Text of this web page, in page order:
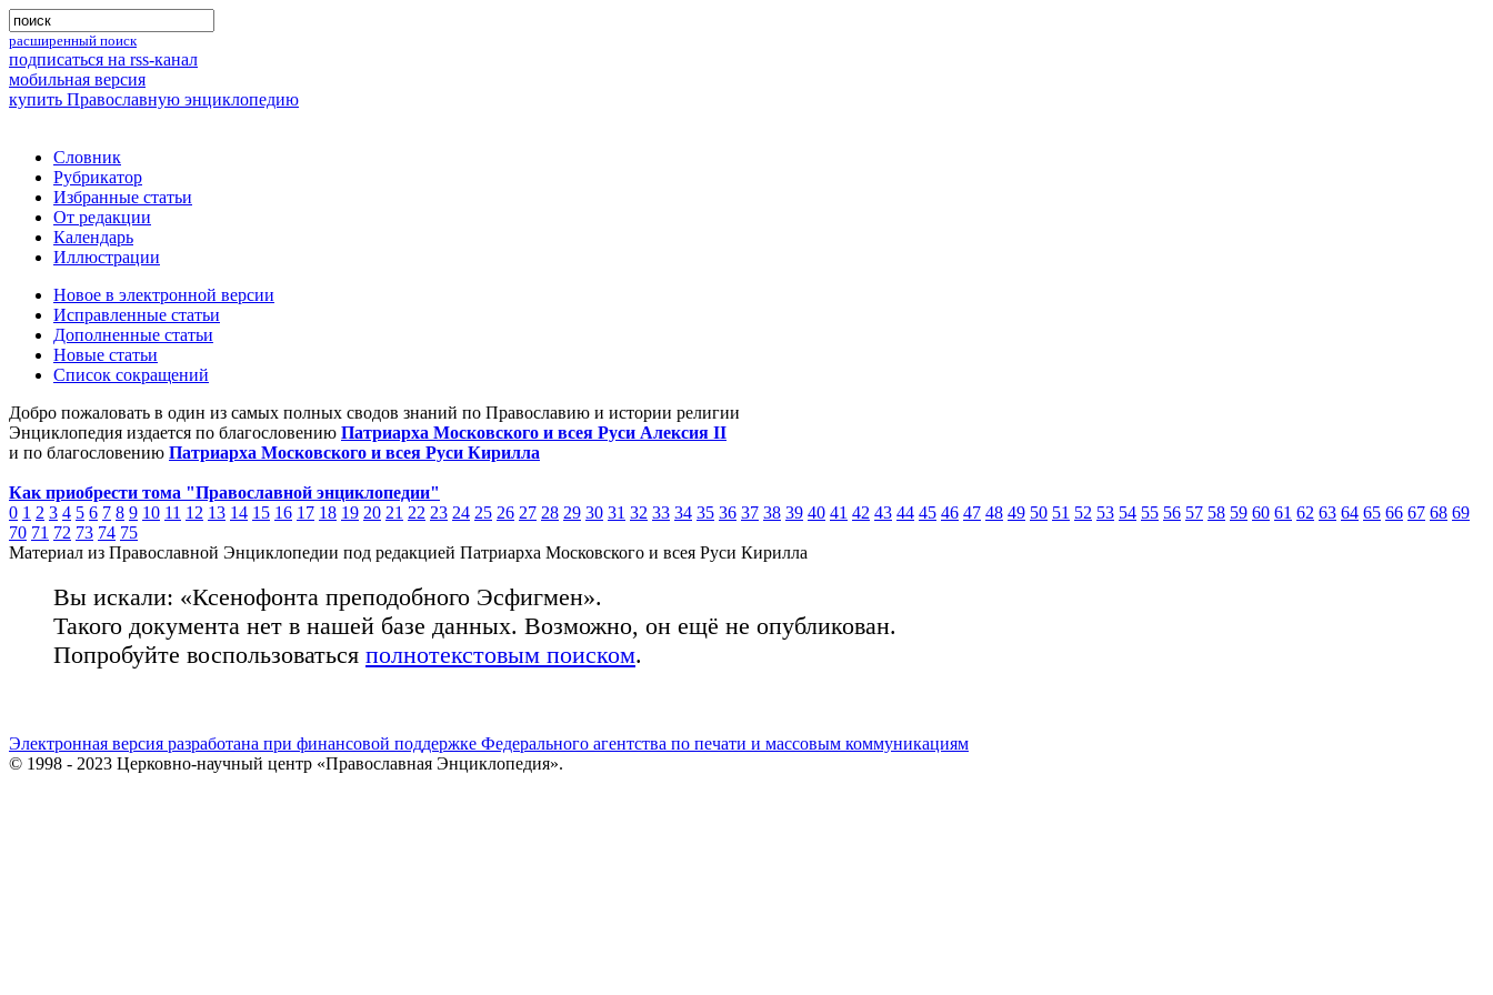
расширенный поиск
подписаться на rss-канал
мобильная версия
купить Православную энциклопедию
Словник
Рубрикатор
Избранные статьи
От редакции
Календарь
Иллюстрации
Новое в электронной версии
Исправленные статьи
Дополненные статьи
Новые статьи
Список сокращений
Добро пожаловать в один из самых полных сводов знаний по Православию и истории религии
Энциклопедия издается по благословению Патриарха Московского и всея Руси Алексия II
и по благословению Патриарха Московского и всея Руси Кирилла
Как приобрести тома "Православной энциклопедии"
0 1 2 3 4 5 6 7 8 9 10 11 12 13 14 15 16 17 18 19 20 21 22 23 24 25 26 27 28 29 30 31 32 33 34 35 36 37 38 39 40 41 42 43 44 45 46 47 48 49 50 51 52 53 54 55 56 57 58 59 60 61 62 63 64 65 66 67 68 69
70 71 72 73 74 75
Материал из Православной Энциклопедии под редакцией Патриарха Московского и всея Руси Кирилла
Вы искали: «Ксенофонта преподобного Эсфигмен».
Такого документа нет в нашей базе данных. Возможно, он ещё не опубликован.
Попробуйте воспользоваться полнотекстовым поиском.
Электронная версия разработана при финансовой поддержке Федерального агентства по печати и массовым коммуникациям
© 1998 - 2023 Церковно-научный центр «Православная Энциклопедия».